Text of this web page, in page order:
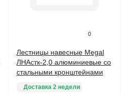
0
Лестницы навесные Megal
ЛНАстк-2,0 алюминиевые со
стальными кронштейнами
Доставка 2 недели